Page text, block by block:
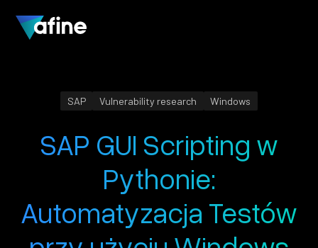
SAP Vulnerability research Windows
SAP GUI Scripting w
Pythonie:
Automatyzacja Testów